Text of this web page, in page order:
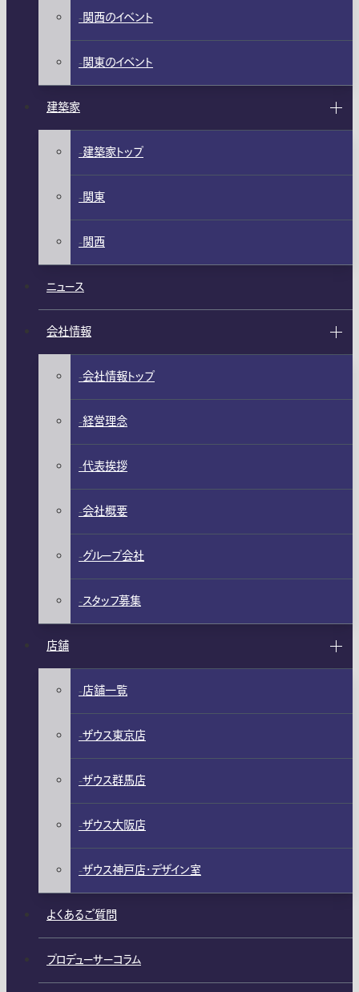
関西のイベント
関東のイベント
建築家
建築家トップ
関東
関西
ニュース
会社情報
会社情報トップ
経営理念
代表挨拶
会社概要
グループ会社
スタッフ募集
店舗
店舗一覧
ザウス東京店
ザウス群馬店
ザウス大阪店
ザウス神戸店・デザイン室
よくあるご質問
プロデューサーコラム